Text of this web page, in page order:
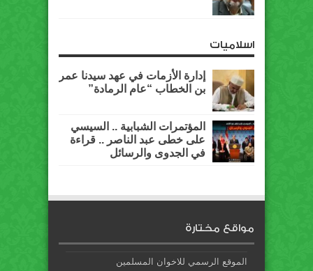
اسلاميات
إدارة الأزمات في عهد سيدنا عمر
بن الخطاب “عام الرمادة”
المؤتمرات الشبابية .. السيسي
على خطى عبد الناصر .. قراءة
في الجدوى والرسائل
مواقع مختارة
الموقع الرسمي للاخوان المسلمين